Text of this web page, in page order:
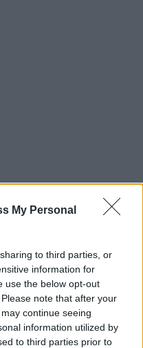
My Personal
to third parties, or
information for
use the below opt-out
note that after your
continue seeing
information utilized by
to third parties prior to
Σύμφωνα με
διαταράσσει τους
να προκαλεί
της ημέρας.